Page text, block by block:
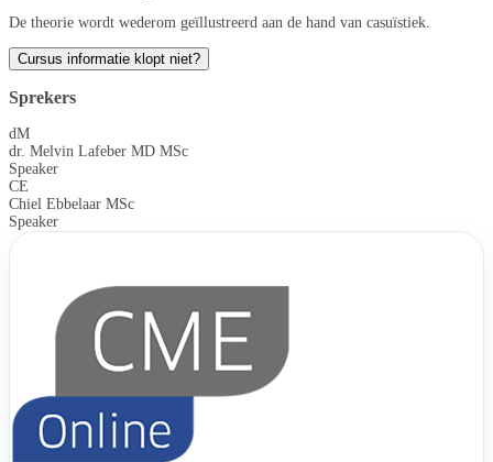
De theorie wordt wederom geïllustreerd aan de hand van casuïstiek.
Cursus informatie klopt niet?
Sprekers
dM
dr. Melvin Lafeber MD MSc
Speaker
CE
Chiel Ebbelaar MSc
Speaker